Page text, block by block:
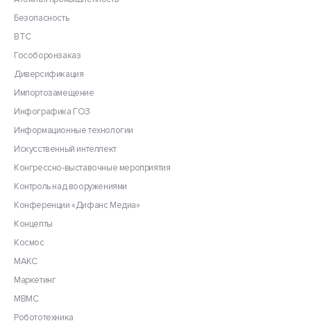
Безопасность
ВТС
Гособоронзаказ
Диверсификация
Импортозамещение
Инфографика ГОЗ
Информационные технологии
Искусственный интеллект
Конгрессно-выставочные мероприятия
Контроль над вооружениями
Конференции «Дифанс Медиа»
Концепты
Космос
МАКС
Маркетинг
МВМС
Робототехника